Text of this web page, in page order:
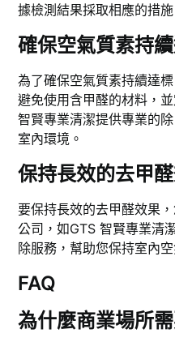
據檢測結果採取相應的措施
確保空氣質素持
為了確保空氣質素持續達
避免使用含甲醛的材料，
智賢專業清潔提供專業的
室內環境。
保持長效的去甲
要保持長效的去甲醛效果
公司，如GTS 智賢專業清
除服務，幫助您保持室內空
FAQ
為什麼商業場所